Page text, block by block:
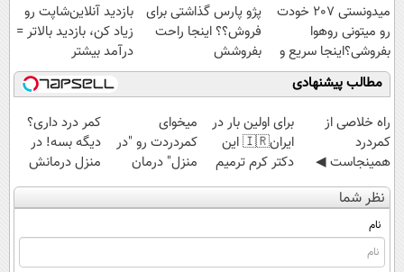
میدونستی 207 خودت
رو میتونی روهوا
بفروشی؟اینجا سریع و
راحت بفروش
پژو پارس گذاشتی برای
فروش؟؟ اینجا راحت
بفروشش
بازدید آنلاین‌شاپت رو
زیاد کن، بازدید بالاتر =
درآمد بیشتر
مطالب پیشنهادی
‌راه خلاصی از
کمردرد
همینجاست ◀
فقط کافیه فرم
رو پر کنی!
برای اولین بار در
ایران🇮🇷 این
دکتر کرم ترمیم
کننده 23 روزه
ساخت!
میخوای
کمردردت رو "در
منزل" درمان
کنی؟ (◂فیلم +
◂پرسش‌نامه)
کمر درد داری؟
دیگه بسه! در
منزل درمانش
کن
(◀پرسش‌نامه)
نظر شما
نام